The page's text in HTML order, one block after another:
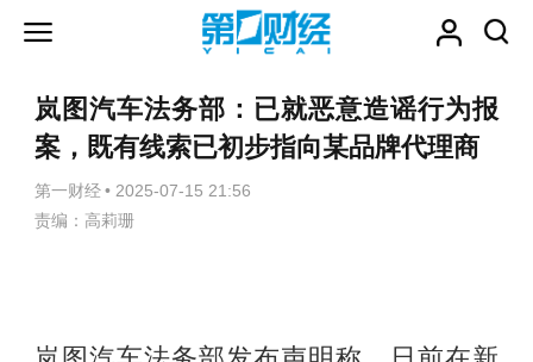
岚图汽车法务部：已就恶意造谣行为报
案，既有线索已初步指向某品牌代理商
第一财经 • 2025-07-15 21:56
责编：高莉珊